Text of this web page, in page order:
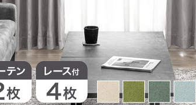
っかりした生地の物で、満足しております
。本当に助かりました。有難う御座いまし